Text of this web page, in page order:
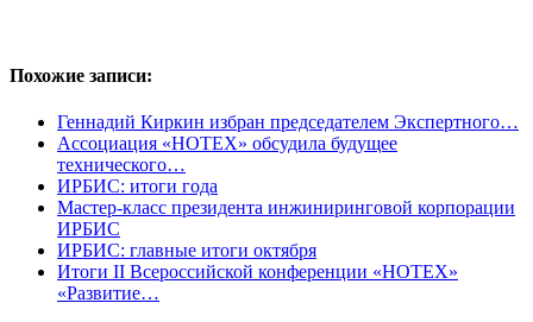
Похожие записи:
Геннадий Киркин избран председателем Экспертного…
Ассоциация «НОТЕХ» обсудила будущее
технического…
ИРБИС: итоги года
Мастер-класс президента инжиниринговой корпорации
ИРБИС
ИРБИС: главные итоги октября
Итоги II Всероссийской конференции «НОТЕХ»
«Развитие…